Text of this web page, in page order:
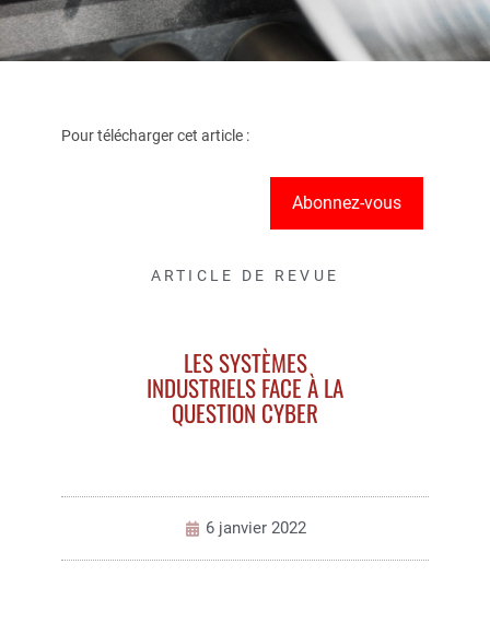
Pour télécharger cet article :
Abonnez-vous
ARTICLE DE REVUE
LES SYSTÈMES
INDUSTRIELS FACE À LA
QUESTION CYBER
6 janvier 2022